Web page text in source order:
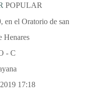
POPULAR
en el Oratorio de san
Henares
- C
17:18